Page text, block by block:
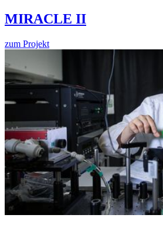
MIRACLE II
zum Projekt